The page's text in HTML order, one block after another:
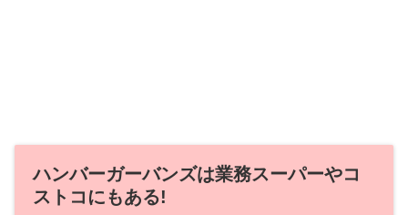
ハンバーガーバンズは業務スーパーやコ
ストコにもある!